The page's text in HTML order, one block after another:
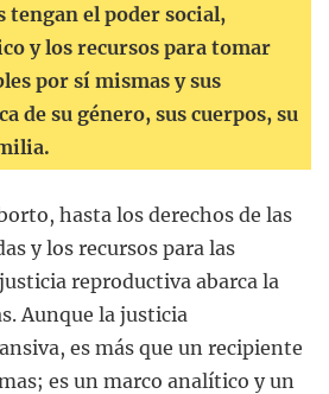
tengan el poder social,
y los recursos para tomar
por sí mismas y sus
de su género, sus cuerpos, su
hasta los derechos de las
y los recursos para las
reproductiva abarca la
Aunque la justicia
es más que un recipiente
es un marco analítico y un